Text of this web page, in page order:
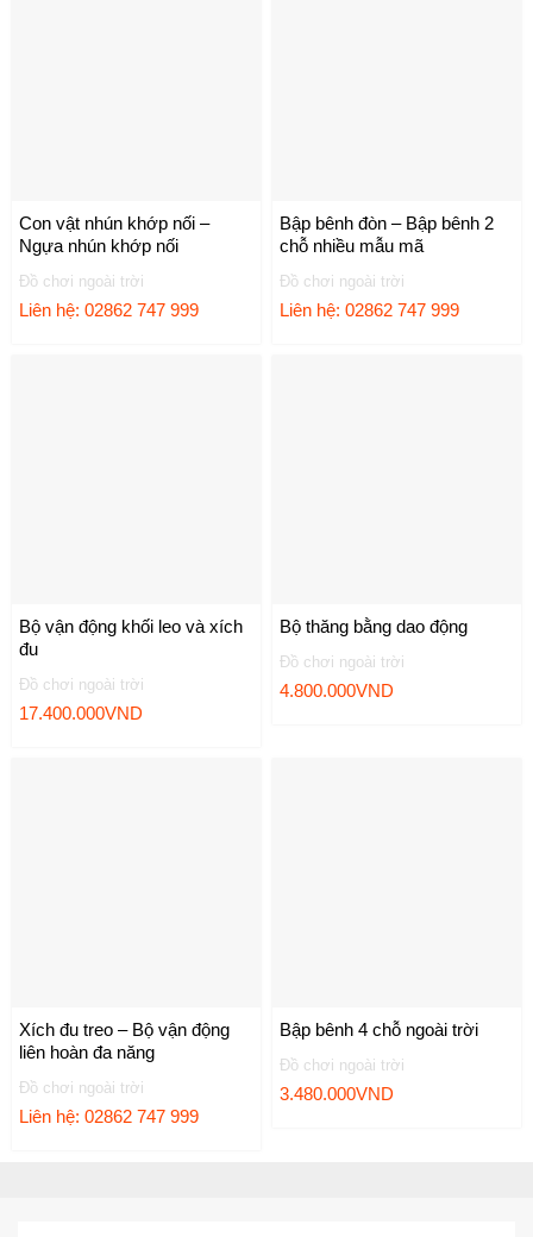
Đồ chơi ngoài trời
Con vật nhún khớp nối –
Ngựa nhún khớp nối
Liên hệ: 02862 747 999
Đồ chơi ngoài trời
Bập bênh đòn – Bập bênh 2
chỗ nhiều mẫu mã
Liên hệ: 02862 747 999
Đồ chơi ngoài trời
Bộ vận động khối leo và xích
đu
17.400.000VND
Đồ chơi ngoài trời
Bộ thăng bằng dao động
4.800.000VND
Đồ chơi ngoài trời
Xích đu treo – Bộ vận động
liên hoàn đa năng
Liên hệ: 02862 747 999
Đồ chơi ngoài trời
Bập bênh 4 chỗ ngoài trời
3.480.000VND